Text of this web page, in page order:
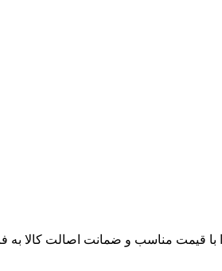
را با قیمت مناسب و ضمانت اصالت کالا